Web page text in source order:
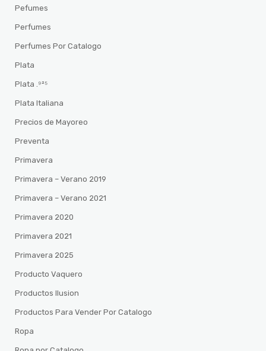
Pefumes
Perfumes
Perfumes Por Catalogo
Plata
Plata .⁹²⁵
Plata Italiana
Precios de Mayoreo
Preventa
Primavera
Primavera – Verano 2019
Primavera – Verano 2021
Primavera 2020
Primavera 2021
Primavera 2025
Producto Vaquero
Productos Ilusion
Productos Para Vender Por Catalogo
Ropa